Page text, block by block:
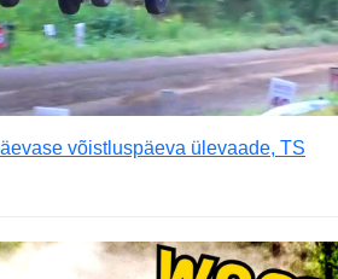
võistluspäeva ülevaade, TS